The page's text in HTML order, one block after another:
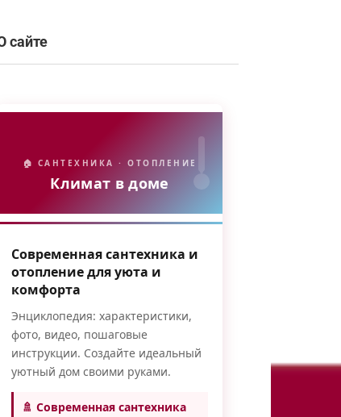
сайте
🏠 САНТЕХНИКА · ОТОПЛЕНИЕ
Климат в доме
Современная сантехника и
отопление для уюта и
комфорта
Энциклопедия: характеристики,
фото, видео, пошаговые
инструкции. Создайте идеальный
уютный дом своими руками.
🚿 Современная сантехника